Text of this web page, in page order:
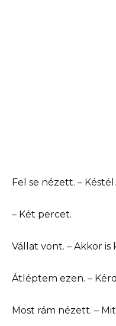
Fel se nézett. – Késtél.
– Két percet.
Vállat vont. – Akkor is
Átléptem ezen. –
Most rám nézett. –